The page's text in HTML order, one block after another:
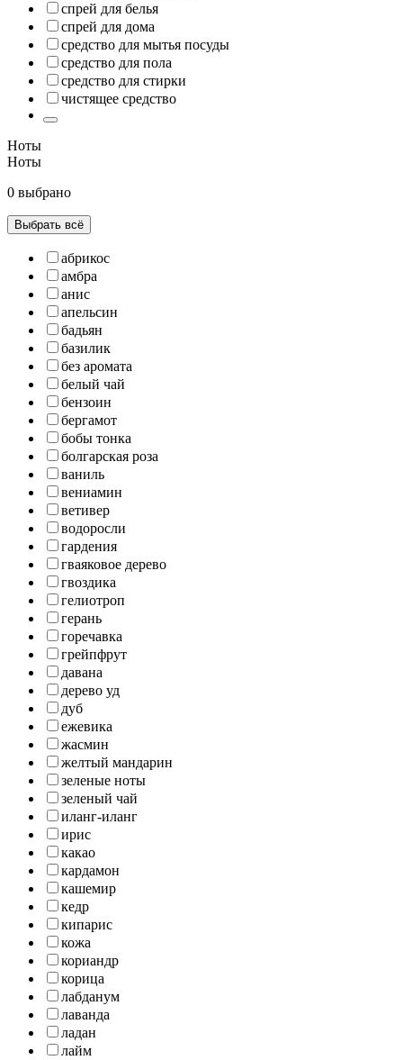
спрей для белья
спрей для дома
средство для мытья посуды
средство для пола
средство для стирки
чистящее средство
Ноты
Ноты
0 выбрано
Выбрать всё
абрикос
амбра
анис
апельсин
бадьян
базилик
без аромата
белый чай
бензоин
бергамот
бобы тонка
болгарская роза
ваниль
вениамин
ветивер
водоросли
гардения
гваяковое дерево
гвоздика
гелиотроп
герань
горечавка
грейпфрут
давана
дерево уд
дуб
ежевика
жасмин
желтый мандарин
зеленые ноты
зеленый чай
иланг-иланг
ирис
какао
кардамон
кашемир
кедр
кипарис
кожа
кориандр
корица
лабданум
лаванда
ладан
лайм